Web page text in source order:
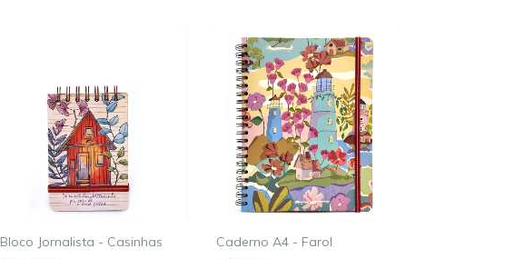
Bloco Jornalista - Casinhas Caderno A4 - Farol